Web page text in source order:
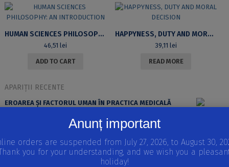
HUMAN SCIENCES PHILOSOPHY: AN INTRODUCTION
46,51 lei
ADD TO CART
HAPPYNESS, DUTY AND MORAL DECISION
39,11lei
READ MORE
APARIȚII RECENTE
EROAREA ȘI FACTORUL UMAN ÎN PRACTICA MEDICALĂ
Anunț important
orders are suspended from July 27, 2026, to August 30,
you for your understanding, and we wish you a
holiday!